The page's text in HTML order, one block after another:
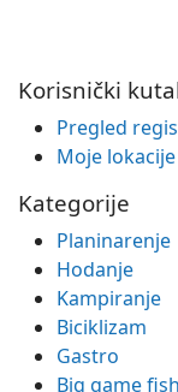
Korisnički
Pregled
Moje lokacije
Kategorije
Planinarenje
Hodanje
Kampiranje
Biciklizam
Gastro
Big game